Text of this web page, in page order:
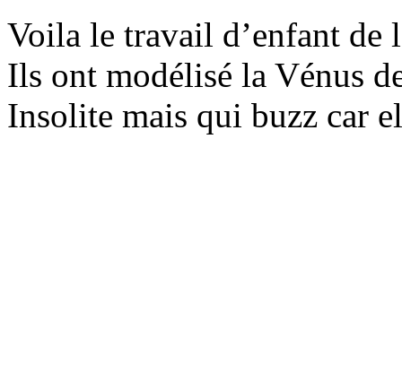
Voila le travail d’enfant de
Ils ont modélisé la Vénus
Insolite mais qui buzz car